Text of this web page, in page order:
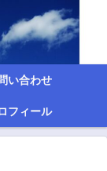
い合わせ
フィール